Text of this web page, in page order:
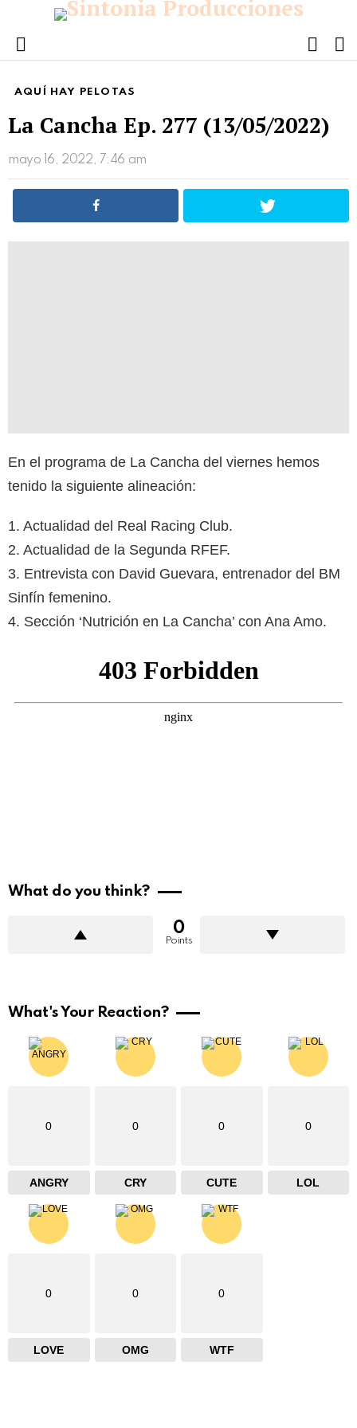
Menu
AQUÍ HAY PELOTAS
La Cancha Ep. 277 (13/05/2022)
mayo 16, 2022, 7:46 am
En el programa de La Cancha del viernes hemos
tenido la siguiente alineación:
1. Actualidad del Real Racing Club.
2. Actualidad de la Segunda RFEF.
3. Entrevista con David Guevara, entrenador del BM
Sinfín femenino.
4. Sección ‘Nutrición en La Cancha’ con Ana Amo.
What do you think?
0
Points
What's Your Reaction?
0
ANGRY
0
CRY
0
CUTE
0
LOL
0
LOVE
0
OMG
0
WTF